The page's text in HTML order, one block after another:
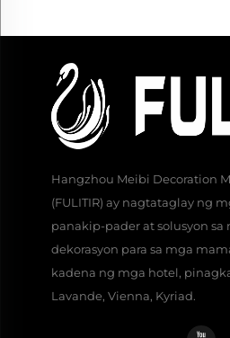
Hangzhou Meibi Decoration
(FULITIR) ay nagtataglay ng
panakip-pader at solusyon sa
dekorasyon para sa mga
kadena ng mga hotel,
Lavande, Vienna, Kyriad.